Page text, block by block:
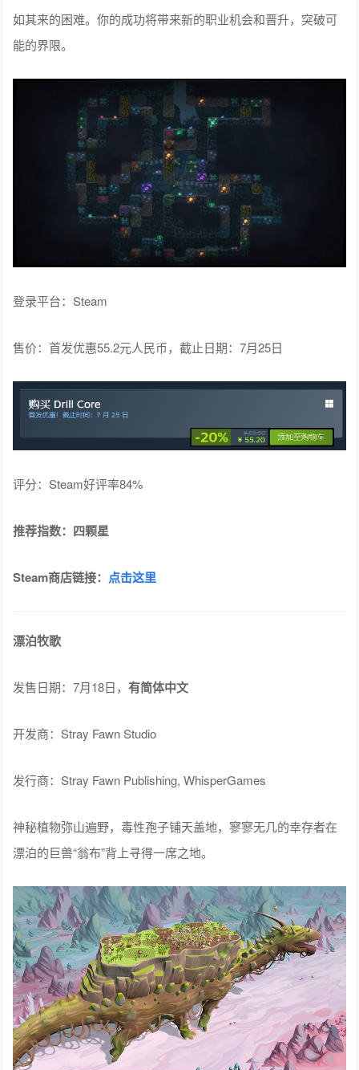
如其来的困难。你的成功将带来新的职业机会和晋升，突破可
能的界限。
登录平台：Steam
售价：首发优惠55.2元人民币，截止日期：7月25日
评分：Steam好评率84%
推荐指数：四颗星
Steam商店链接： 点击这里
漂泊牧歌
发售日期：7月18日，有简体中文
开发商：Stray Fawn Studio
发行商：Stray Fawn Publishing, WhisperGames
神秘植物弥山遍野，毒性孢子铺天盖地，寥寥无几的幸存者在
漂泊的巨兽“翁布”背上寻得一席之地。